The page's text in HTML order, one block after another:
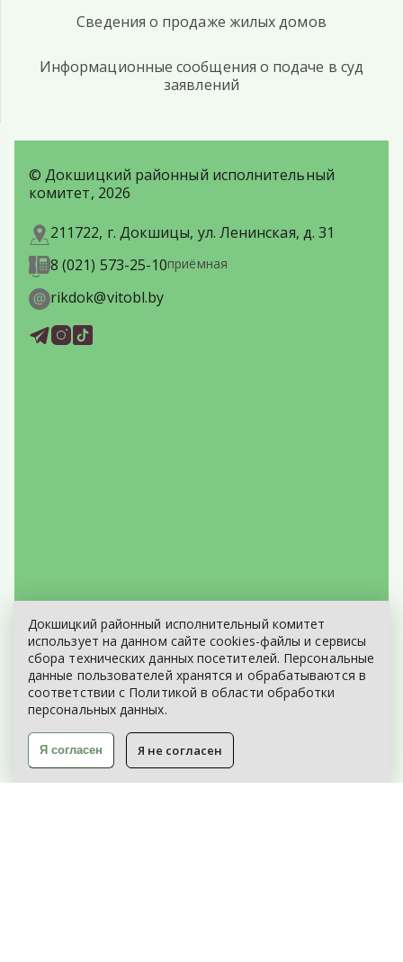
Сведения о продаже жилых домов
Информационные сообщения о подаче в суд
заявлений
© Докшицкий районный исполнительный
комитет, 2026
211722, г. Докшицы, ул. Ленинская, д. 31
8 (021) 573-25-10приёмная
rikdok@vitobl.by
ЭЛЕКТРОННОЕ ОБРАЩЕНИЕ
КАРТА САЙТА
Докшицкий районный исполнительный комитет
использует на данном сайте cookies-файлы и сервисы
сбора технических данных посетителей. Персональные
данные пользователей хранятся и обрабатываются в
соответствии с Политикой в области обработки
персональных данных.
Я не согласен
Я согласен